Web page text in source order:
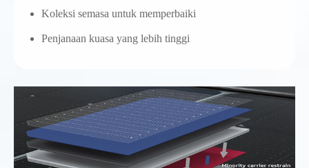
Koleksi semasa untuk memperbaiki
Penjanaan kuasa yang lebih tinggi